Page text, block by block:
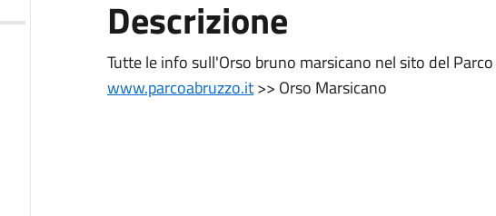
Descrizione
Tutte le info sull'Orso bruno marsicano nel sito del
www.parcoabruzzo.it>> Orso Marsicano